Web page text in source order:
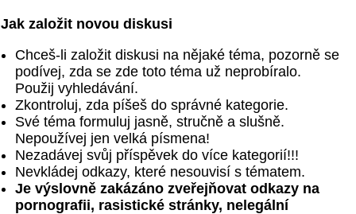
Jak založit novou diskusi
Chceš-li založit diskusi na nějaké téma, pozorně se
podívej, zda se zde toto téma už neprobíralo.
Použij vyhledávání.
Zkontroluj, zda píšeš do správné kategorie.
Své téma formuluj jasně, stručně a slušně.
Nepoužívej jen velká písmena!
Nezadávej svůj příspěvek do více kategorií!!!
Nevkládej odkazy, které nesouvisí s tématem.
Je výslovně zakázáno zveřejňovat odkazy na
pornografii, rasistické stránky, nelegální